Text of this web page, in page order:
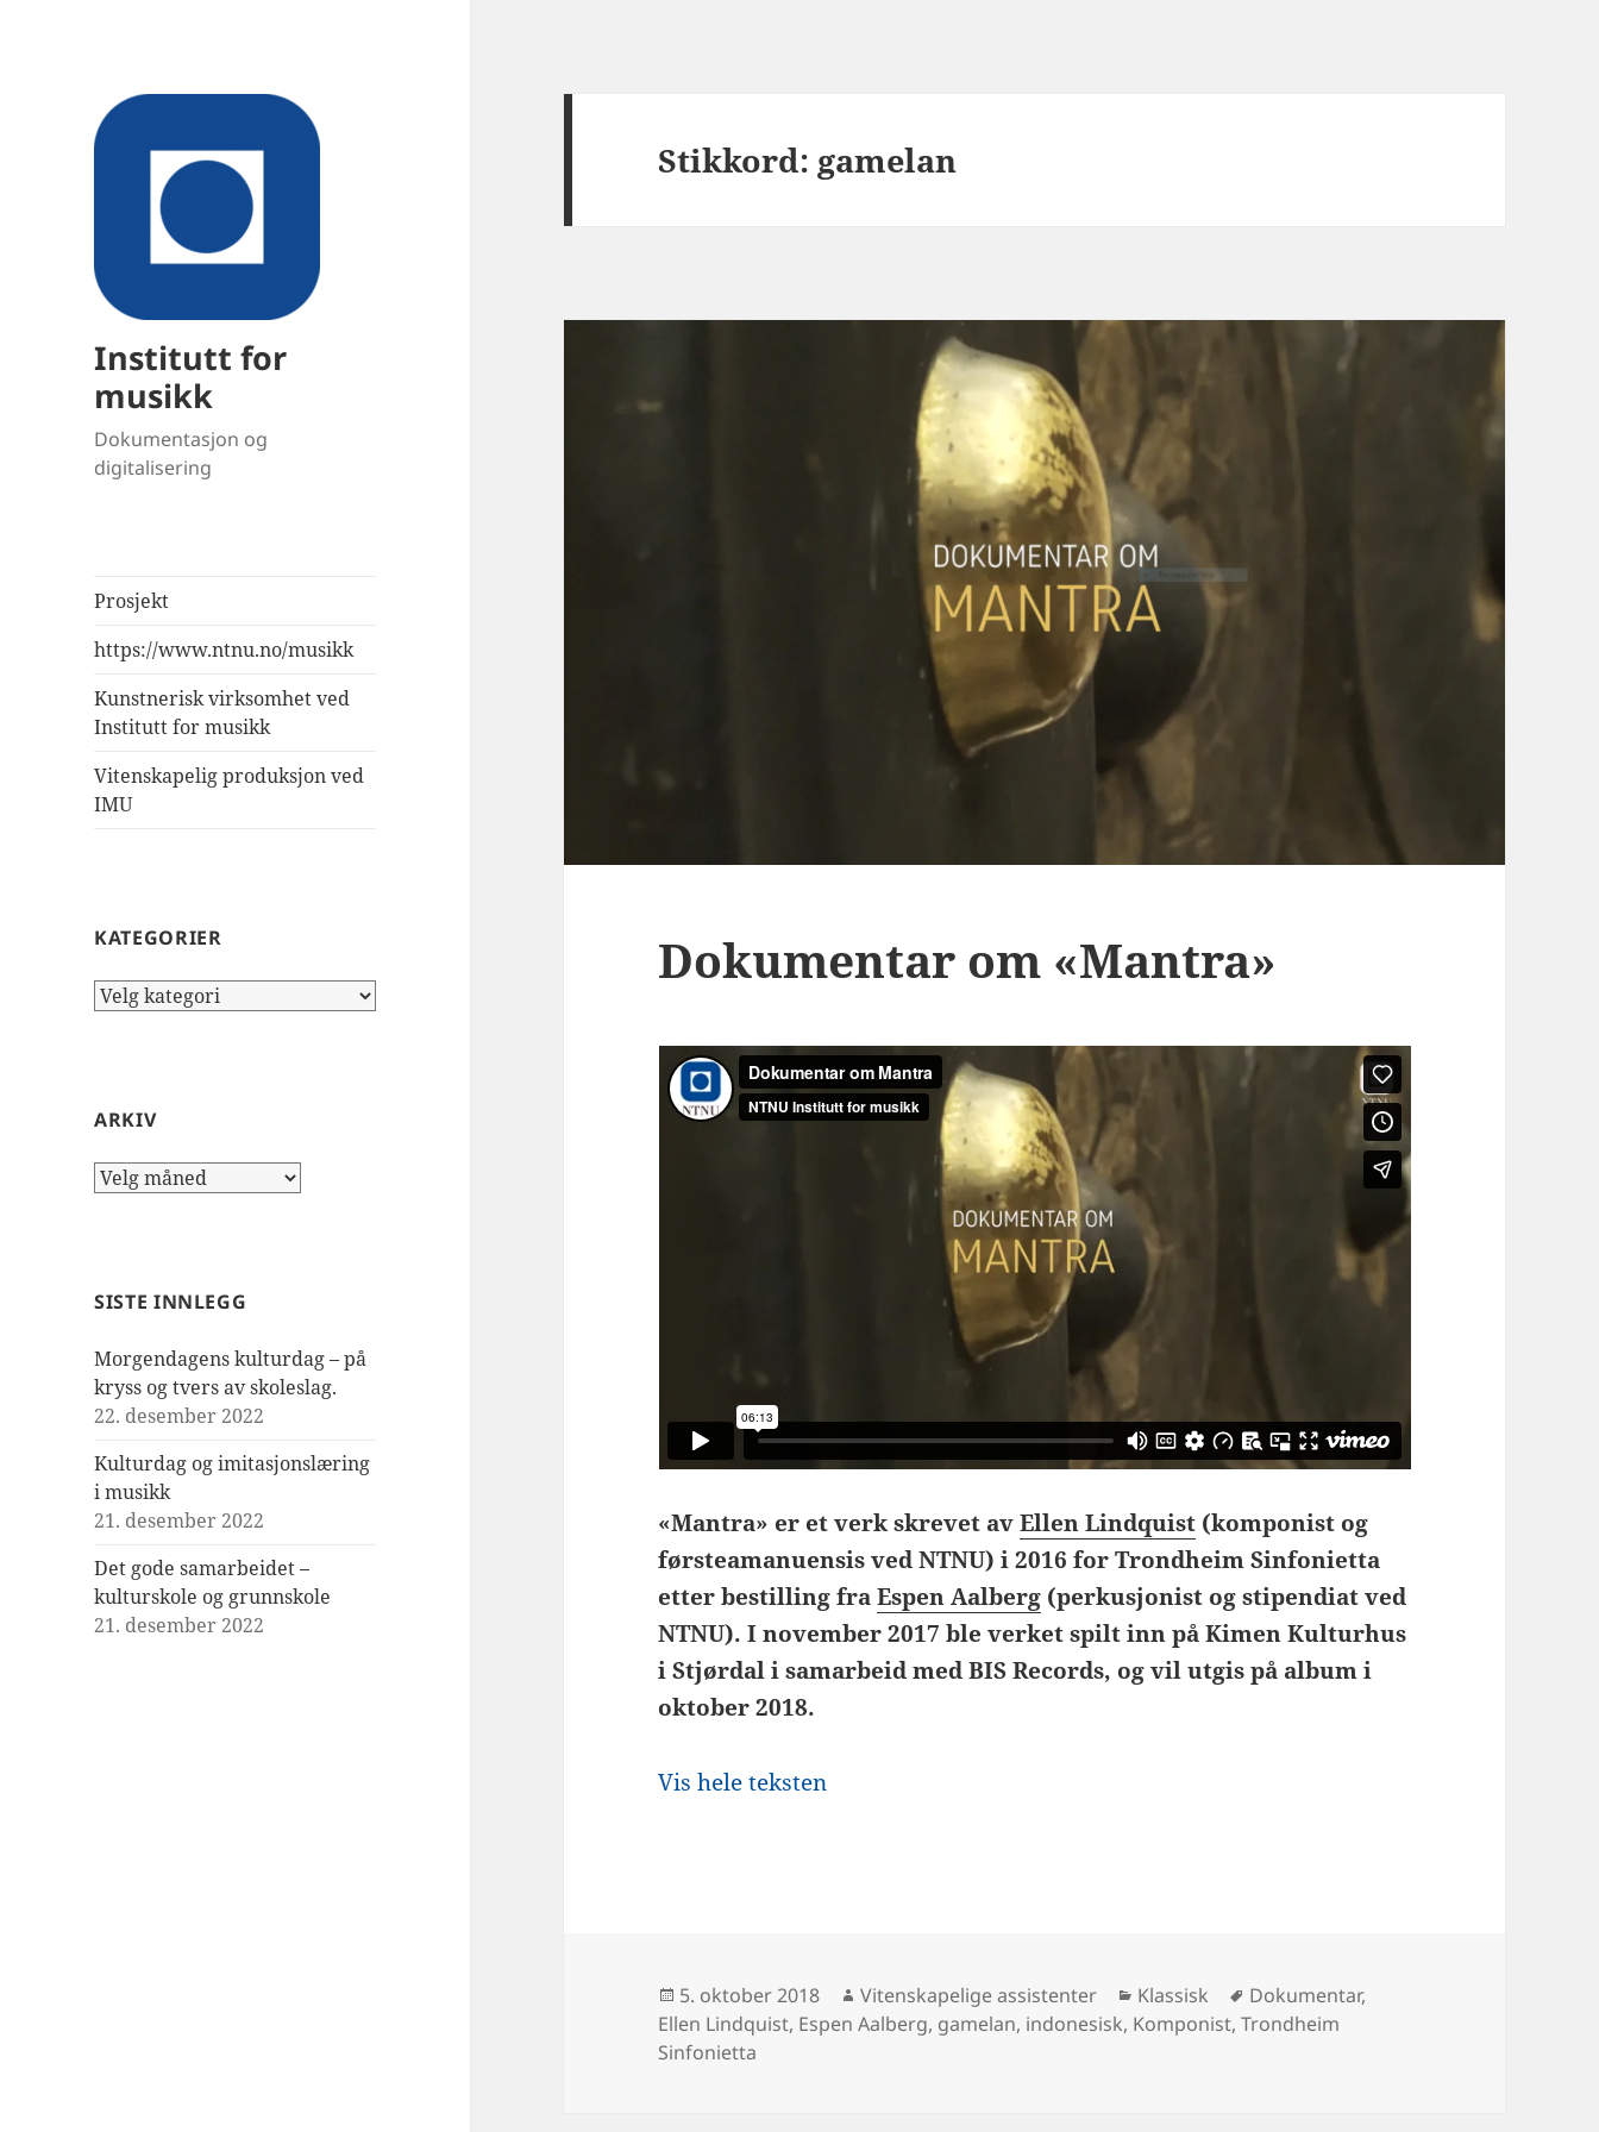
Institutt for
musikk
Dokumentasjon og
digitalisering
Prosjekt
https://www.ntnu.no/musikk
Kunstnerisk virksomhet ved
Institutt for musikk
Vitenskapelig produksjon ved
IMU
KATEGORIER
Kategorier
ARKIV
Arkiv
SISTE INNLEGG
Morgendagens kulturdag – på
kryss og tvers av skoleslag.
22. desember 2022
Kulturdag og imitasjonslæring
i musikk
21. desember 2022
Det gode samarbeidet –
kulturskole og grunnskole
21. desember 2022
Stikkord: gamelan
Dokumentar om «Mantra»
«Mantra» er et verk skrevet avEllen Lindquist (komponist og
førsteamanuensis ved NTNU) i 2016 for Trondheim Sinfonietta
etter bestilling fraEspen Aalberg (perkusjonist og stipendiat ved
NTNU). I november 2017 ble verket spilt inn på Kimen Kulturhus
i Stjørdal i samarbeid med BIS Records, og vil utgis på album i
oktober 2018.
Vis hele teksten
Publisert
5. oktober 2018 Forfatter
Vitenskapelige assistenter Kategorier
Klassisk Stikkord
Dokumentar,
Ellen Lindquist, Espen Aalberg, gamelan, indonesisk, Komponist,Trondheim
Sinfonietta